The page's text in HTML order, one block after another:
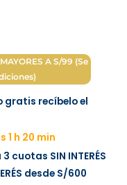
A S/99 (Se
gratis recíbelo el
1 h 20 min
3 cuotas SIN INTERÉS
desde S/600